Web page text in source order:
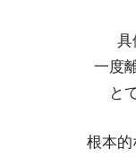
具
一度
と
根本的